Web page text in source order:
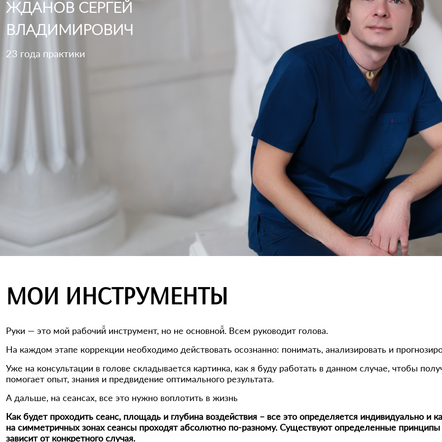
ЖДАНОВ СЕРГЕЙ
ВЛАДИМИРОВИЧ
23 года практики
МОИ ИНСТРУМЕНТЫ
Руки — это мой рабочий̆ инструмент, но не основной̆. Всем руководит голова.
На каждом этапе коррекции необходимо действовать осознанно: понимать, анализировать и
Уже на консультации в голове складывается картинка, как я буду работать в данном случае, чтобы
помогает опыт, знания и предвидение оптимального результата.
А дальше, на сеансах, все это нужно воплотить в жизнь
Как будет проходить сеанс, площадь и глубина воздействия – все это определяется индивидуально и
на симметричных зонах сеансы проходят абсолютно по-разному. Существуют определенные принципы
зависит от конкретного случая.